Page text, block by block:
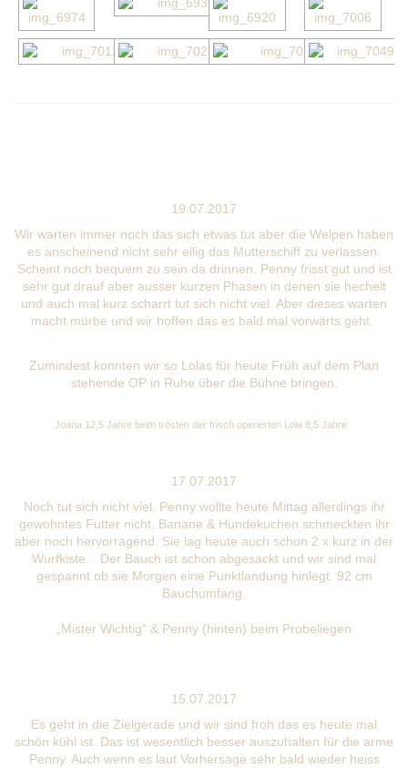
19.07.2017
Wir warten immer noch das sich etwas tut aber die Welpen haben
es anscheinend nicht sehr eilig das Mutterschiff zu verlassen.
Scheint noch bequem zu sein da drinnen. Penny frisst gut und ist
sehr gut drauf aber ausser kurzen Phasen in denen sie hechelt
und auch mal kurz scharrt tut sich nicht viel. Aber dieses warten
macht mürbe und wir hoffen das es bald mal vorwärts geht.
Zumindest konnten wir so Lolas für heute Früh auf dem Plan
stehende OP in Ruhe über die Bühne bringen.
Joana 12,5 Jahre beim trösten der frisch operierten Lola 8,5 Jahre
17.07.2017
Noch tut sich nicht viel. Penny wollte heute Mittag allerdings ihr
gewohntes Futter nicht. Banane & Hundekuchen schmeckten ihr
aber noch hervorragend. Sie lag heute auch schon 2 x kurz in der
Wurfkiste. Der Bauch ist schon abgesackt und wir sind mal
gespannt ob sie Morgen eine Punktlandung hinlegt. 92 cm
Bauchumfang.
„Mister Wichtig“ & Penny (hinten) beim Probeliegen
15.07.2017
Es geht in die Zielgerade und wir sind froh das es heute mal
schön kühl ist. Das ist wesentlich besser auszuhalten für die arme
Penny. Auch wenn es laut Vorhersage sehr bald wieder heiss